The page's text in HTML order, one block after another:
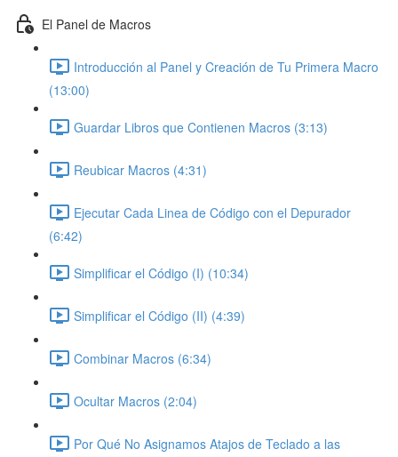
El Panel de Macros
Introducción al Panel y Creación de Tu Primera Macro
(13:00)
Guardar Libros que Contienen Macros (3:13)
Reubicar Macros (4:31)
Ejecutar Cada Linea de Código con el Depurador
(6:42)
Simplificar el Código (I) (10:34)
Simplificar el Código (II) (4:39)
Combinar Macros (6:34)
Ocultar Macros (2:04)
Por Qué No Asignamos Atajos de Teclado a las